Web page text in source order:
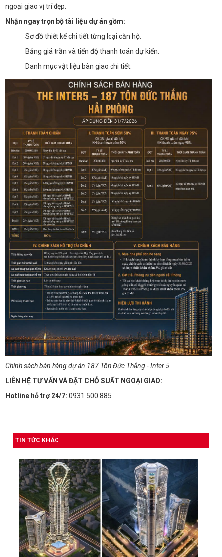
ngoại giao vị trí đẹp.
Nhận ngay trọn bộ tài liệu dự án gồm:
Sơ đồ thiết kế chi tiết từng loại căn hộ.
Bảng giá trần và tiến độ thanh toán dự kiến.
Danh mục vật liệu bàn giao chi tiết.
Chính sách bán hàng dự án 187 Tôn Đức Thắng - Inter 5
LIÊN HỆ TƯ VẤN VÀ ĐẶT CHỖ SUẤT NGOẠI GIAO:
Hotline hỗ trợ 24/7: 0931 500 885
TIN TỨC KHÁC